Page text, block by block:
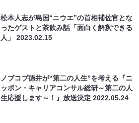
松本人志が島国“ニウエ”の首相補佐官とな
ったゲストと茶飲み話「面白く解釈できる
人」2023.02.15
ノブコブ徳井が“第二の人生”を考える『ニ
ッポン・キャリアコンサル総研～第二の人
生応援します～！』放送決定2022.05.24